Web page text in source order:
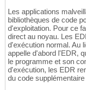
Les applications
bibliothèques de code
d'exploitation. Pour ce
direct au noyau. Les
d'exécution normal. Au
appelle d'abord l'EDR,
le programme et son
d'exécution, les EDR
du code supplémentaire